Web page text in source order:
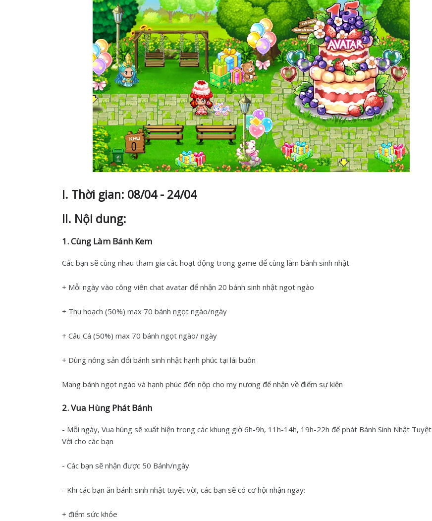
I. Thời gian: 08/04 - 24/04
II. Nội dung:
1. Cùng Làm Bánh Kem
Các bạn sẽ cùng nhau tham gia các hoạt động trong game để cùng làm bánh sinh nhật
+ Mỗi ngày vào công viên chat avatar để nhận 20 bánh sinh nhật ngọt ngào
+ Thu hoạch (50%) max 70 bánh ngọt ngào/ngày
+ Câu Cá (50%) max 70 bánh ngọt ngào/ ngày
+ Dùng nông sản đổi bánh sinh nhật hạnh phúc tại lái buôn
Mang bánh ngọt ngào và hạnh phúc đến nộp cho mỵ nương để nhận về điểm sự kiện
2. Vua Hùng Phát Bánh
- Mỗi ngày, Vua hùng sẽ xuất hiện trong các khung giờ 6h-9h, 11h-14h, 19h-22h để phát Bánh Sinh Nhật Tuyệt
Vời cho các bạn
- Các bạn sẽ nhận được 50 Bánh/ngày
- Khi các bạn ăn bánh sinh nhật tuyệt vời, các bạn sẽ có cơ hội nhận ngay:
+ điểm sức khỏe